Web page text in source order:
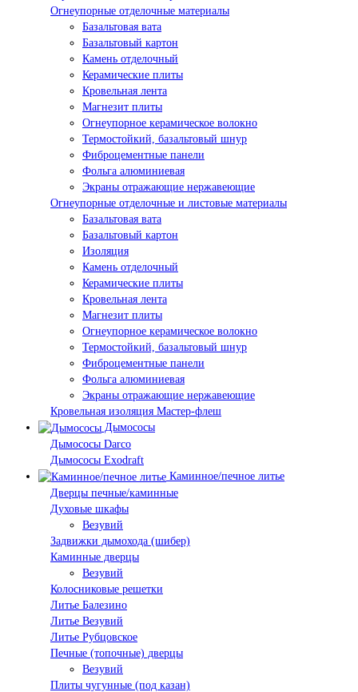
Огнеупорные отделочные материалы
Базальтовая вата
Базальтовый картон
Камень отделочный
Керамические плиты
Кровельная лента
Магнезит плиты
Огнеупорное керамическое волокно
Термостойкий, базальтовый шнур
Фиброцементные панели
Фольга алюминиевая
Экраны отражающие нержавеющие
Огнеупорные отделочные и листовые материалы
Базальтовая вата
Базальтовый картон
Изоляция
Камень отделочный
Керамические плиты
Кровельная лента
Магнезит плиты
Огнеупорное керамическое волокно
Термостойкий, базальтовый шнур
Фиброцементные панели
Фольга алюминиевая
Экраны отражающие нержавеющие
Кровельная изоляция Мастер-флеш
Дымососы
Дымососы Darco
Дымососы Exodraft
Каминное/печное литье
Дверцы печные/каминные
Духовые шкафы
Везувий
Задвижки дымохода (шибер)
Каминные дверцы
Везувий
Колосниковые решетки
Литье Балезино
Литье Везувий
Литье Рубцовское
Печные (топочные) дверцы
Везувий
Плиты чугунные (под казан)